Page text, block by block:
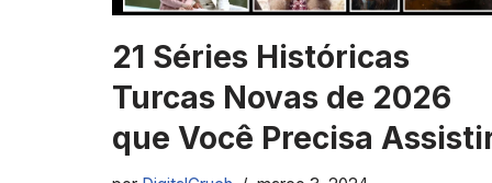
21 Séries Históricas
Turcas Novas de 2026
que Você Precisa